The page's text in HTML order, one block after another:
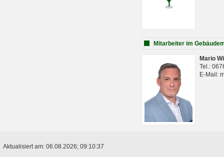
Mitarbeiter im
Mario
Tel.:
E-Mail:
Aktualisiert am: 06.08.2026; 09:10:37